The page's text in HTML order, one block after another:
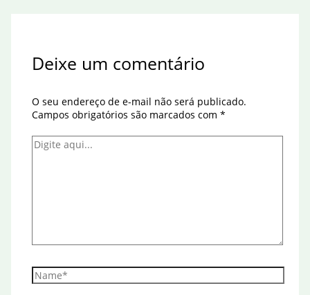
Deixe um comentário
O seu endereço de e-mail não será publicado.
Campos obrigatórios são marcados com *
Digite
aqui...
Name*